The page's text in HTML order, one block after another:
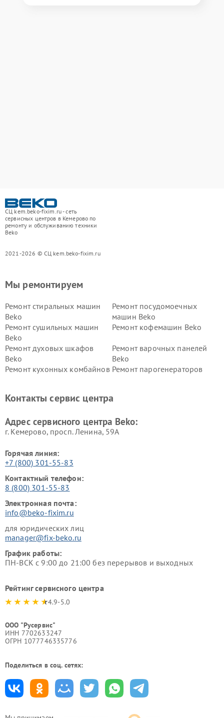
СЦ kem.beko-fixim.ru - сеть
сервисных центров в Кемерово по
ремонту и обслуживанию техники
Beko
2021-2026 © СЦ kem.beko-fixim.ru
Мы ремонтируем
Ремонт стиральных машин
Beko
Ремонт посудомоечных
машин Beko
Ремонт сушильных машин
Beko
Ремонт кофемашин Beko
Ремонт духовых шкафов
Beko
Ремонт варочных панелей
Beko
Ремонт кухонных комбайнов Ремонт парогенераторов
Ремонт холодильников Beko Ремонт морозильных камер
Контакты сервис центра
Адрес сервисного центра Beko:
г. Кемерово, просп. Ленина, 59А
Горячая линия:
+7 (800) 301-55-83
Контактный телефон:
8 (800) 301-55-83
Электронная почта:
info@beko-fixim.ru
для юридических лиц
manager@fix-beko.ru
График работы:
ПН-ВСК с 9:00 до 21:00 без перерывов и выходных
Рейтинг сервисного центра
4.9-5.0
ООО "Русервис"
ИНН 7702633247
ОГРН 1077746335776
Поделиться в соц. сетях: